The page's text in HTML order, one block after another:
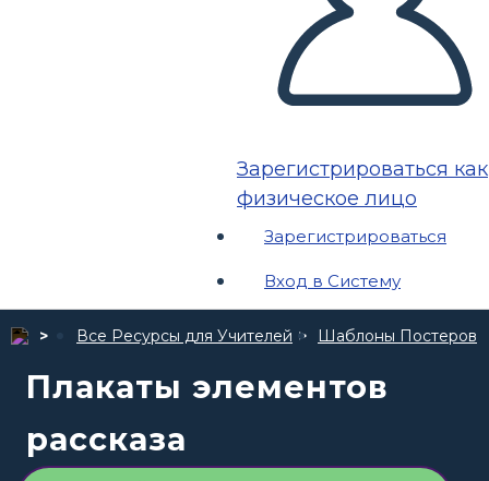
Зарегистрироваться как
физическое лицо
Зарегистрироваться
Вход в Систему
Все Ресурсы для Учителей Шаблоны Постеров
Плакаты элементов
рассказа